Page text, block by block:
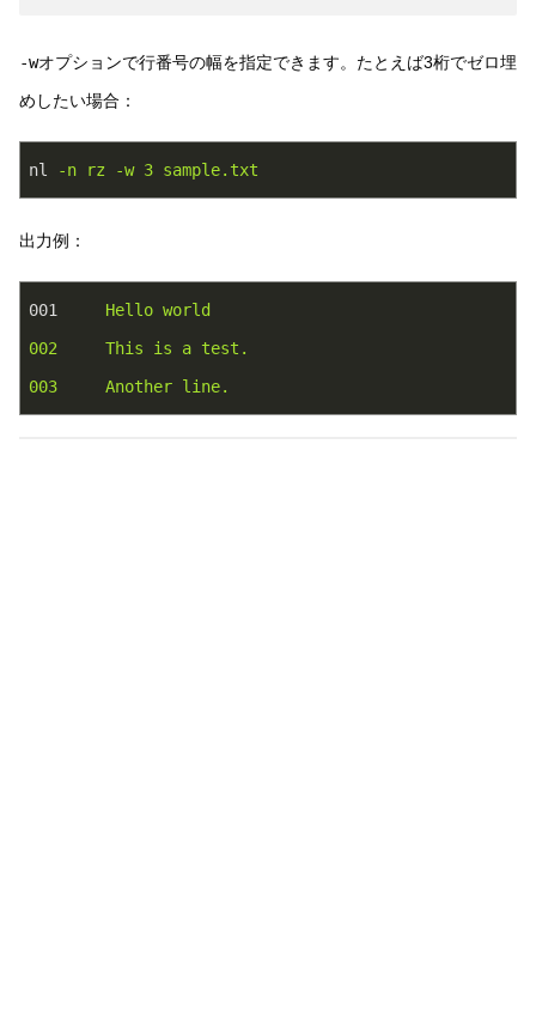
-wオプションで行番号の幅を指定できます。たとえば3桁でゼロ埋
めしたい場合：
nl -n rz -w 3 sample.txt
出力例：
001
Hello world
002	This is a test.
003	Another line.